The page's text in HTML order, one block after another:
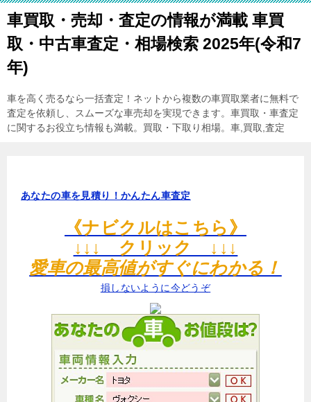
車買取・売却・査定の情報が満載 車買
取・中古車査定・相場検索 2025年(令和7
年)
車を高く売るなら一括査定！ネットから複数の車買取業者に無料で
査定を依頼し、スムーズな車売却を実現できます。車買取・車査定
に関するお役立ち情報も満載。買取・下取り相場。車,買取,査定
あなたの車を見積り！かんたん車査定
《ナビクルはこちら》
↓↓↓ クリック ↓↓↓
愛車の最高値がすぐにわかる！
損しないように今どうぞ